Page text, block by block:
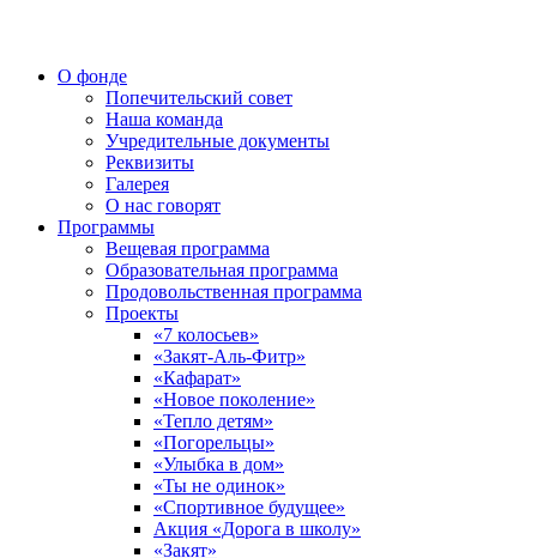
О фонде
Попечительский совет
Наша команда
Учредительные документы
Реквизиты
Галерея
О нас говорят
Программы
Вещевая программа
Образовательная программа
Продовольственная программа
Проекты
«7 колосьев»
«Закят-Аль-Фитр»
«Кафарат»
«Новое поколение»
«Тепло детям»
«Погорельцы»
«Улыбка в дом»
«Ты не одинок»
«Спортивное будущее»
Акция «Дорога в школу»
«Закят»